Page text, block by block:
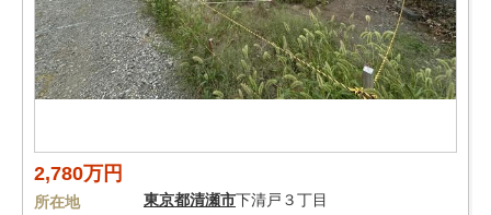
2,780万円
所在地 東京都清瀬市下清戸３丁目